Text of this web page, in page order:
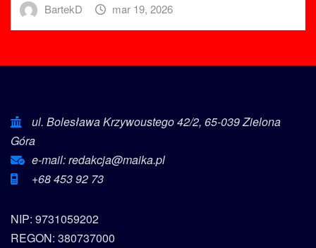
BartekD mar 19, 2026
ul. Bolesława Krzywoustego 42/2, 65-039 Zielona
Góra
e-mail: redakcja@maika.pl
+68 453 92 73
NIP: 9731059202
REGON: 380737000